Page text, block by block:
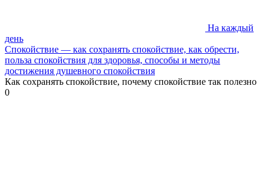
На каждый
день
Спокойствие — как сохранять спокойствие, как обрести,
польза спокойствия для здоровья, способы и методы
достижения душевного спокойствия
Как сохранять спокойствие, почему спокойствие так полезно
0